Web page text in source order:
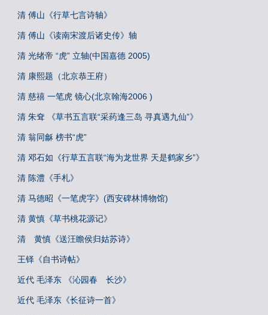
清 傅山《行草七言诗轴》
清 傅山《读南宋渡后诸史传》轴
清 光绪帝 “虎” 立轴(中国嘉德 2005)
清 康熙题（北京恭王府）
清 慈禧 一笔虎 镜心(北京翰海2006 )
清 朱耷 《草书五言联“采药逢三岛 寻真遇九仙”》
清 翁同龢 榜书“虎”
清 邓石如《行草五言联“海为龙世界 天是鹤家乡”》
清 陈澧《手札》
清 马德昭《一笔虎字》(西安碑林博物馆)
清 黄慎《草书桃花源记》
清 黄慎《送汪瞻侯归姑苏诗》
王铎《自书诗帖》
近代 毛泽东 《沁园春 长沙》
近代 毛泽东《长征诗一首》